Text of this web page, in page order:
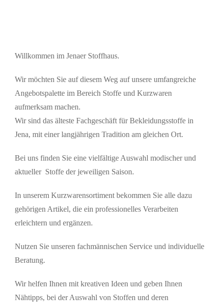
Willkommen im Jenaer Stoffhaus.
Wir möchten Sie auf diesem Weg auf unsere umfangreiche
Angebotspalette im Bereich Stoffe und Kurzwaren
aufmerksam machen.
Wir sind das älteste Fachgeschäft für Bekleidungsstoffe in
Jena, mit einer langjährigen Tradition am gleichen Ort.
Bei uns finden Sie eine vielfältige Auswahl modischer und
aktueller Stoffe der jeweiligen Saison.
In unserem Kurzwarensortiment bekommen Sie alle dazu
gehörigen Artikel, die ein professionelles Verarbeiten
erleichtern und ergänzen.
Nutzen Sie unseren fachmännischen Service und individuelle
Beratung.
Wir helfen Ihnen mit kreativen Ideen und geben Ihnen
Nähtipps, bei der Auswahl von Stoffen und deren